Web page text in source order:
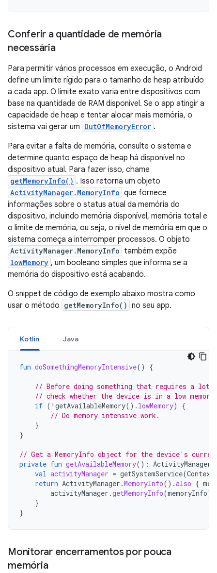
Conferir a quantidade de memória
necessária
Para permitir vários processos em execução, o Android
define um limite rígido para o tamanho de heap atribuído
a cada app. O limite exato varia entre dispositivos com
base na quantidade de RAM disponível. Se o app atingir a
capacidade de heap e tentar alocar mais memória, o
sistema vai gerar um OutOfMemoryError .
Para evitar a falta de memória, consulte o sistema e
determine quanto espaço de heap há disponível no
dispositivo atual. Para fazer isso, chame
getMemoryInfo() . Isso retorna um objeto
ActivityManager.MemoryInfo que fornece
informações sobre o status atual da memória do
dispositivo, incluindo memória disponível, memória total e
o limite de memória, ou seja, o nível de memória em que o
sistema começa a interromper processos. O objeto
ActivityManager.MemoryInfo também expõe
lowMemory , um booleano simples que informa se a
memória do dispositivo está acabando.
O snippet de código de exemplo abaixo mostra como
usar o método getMemoryInfo() no seu app.
Kotlin Java
fun doSomethingMemoryIntensive() {
// Before doing something that requires a lot
// check whether the device is in a low
if ( ! getAvailableMemory(). lowMemory)
{
// Do memory intensive work.
}
}
// Get a MemoryInfo object for the device's
private fun getAvailableMemory(): ActivityManager
val activityManager = getSystemService(Context
return ActivityManager .MemoryInfo().also {
activityManager .getMemoryInfo(memoryInfo)
}
}
Monitorar encerramentos por pouca
memória